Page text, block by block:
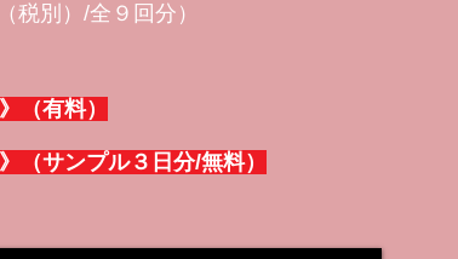
税別）/全９回分）
（有料）
（サンプル３日分/無料）